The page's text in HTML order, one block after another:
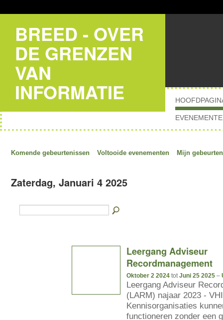
BREED - OVER
DE GRENZEN
VAN
INFORMATIE
Komende gebeurtenissen Voltooide evenementen Mijn
Zaterdag, Januari 4 2025
Leergang Adviseur
Recordmanagement
Oktober 2 2024 tot Juni 25 2025 –
Leergang Adviseur
(LARM) najaar 2023 -
Kennisorganisaties
functioneren zonder een